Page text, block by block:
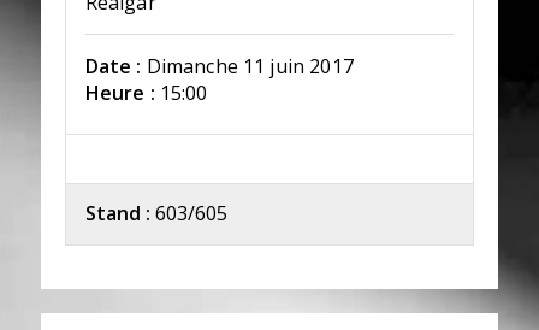
Date : Dimanche 11 juin 2017
Heure : 15:00
Stand : 603/605